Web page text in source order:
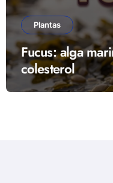
Plantas
Fucus: alga
colesterol